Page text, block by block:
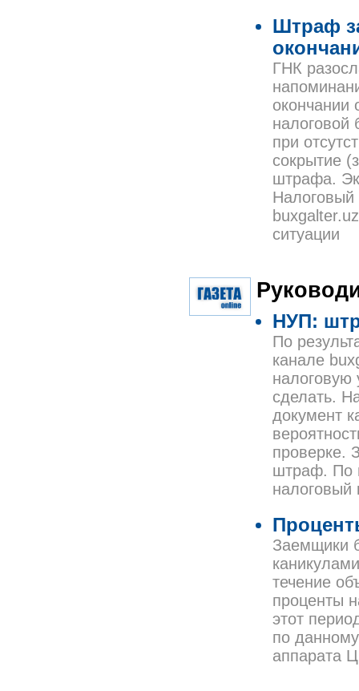
Штраф
ГНК
окончании
налоговой
при
сокрытие
штрафа.
Налоговый
ситуации
НУП:
По
канале
налоговую
сделать.
документ
проверке.
штраф. По
налоговый
Заемщики
течение
проценты
этот
по
аппарата